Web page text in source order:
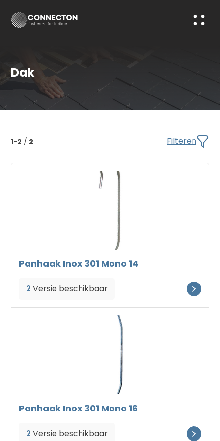
Dak
1-2 / 2 Filteren
Panhaak Inox 301 Mono 14
2 Versie beschikbaar
Panhaak Inox 301 Mono 16
2 Versie beschikbaar